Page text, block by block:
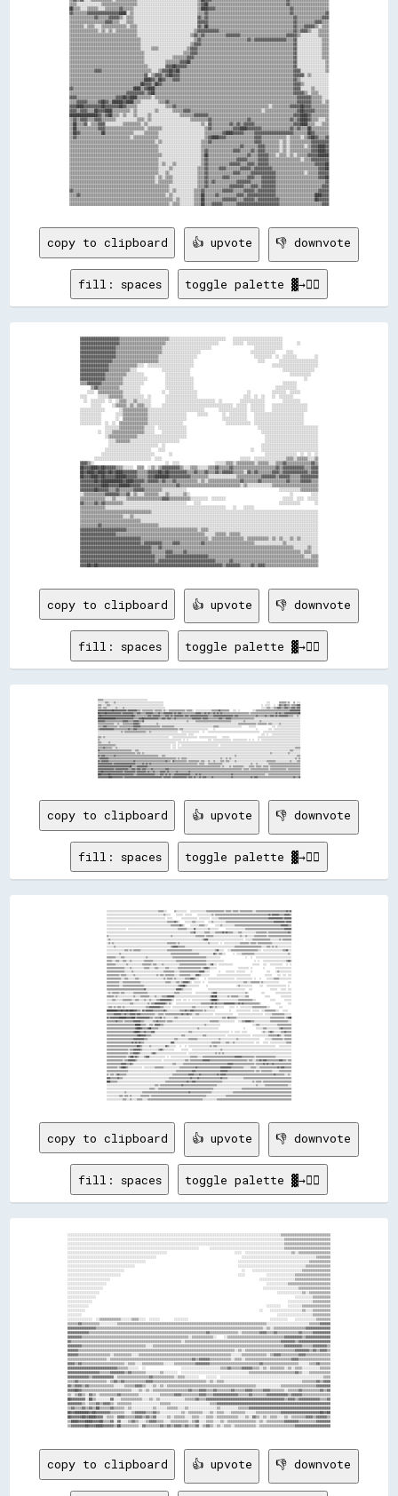
▒▒▒▒░░░░░░░░░░░░░░▒▒▒▒▒▒▒▒▒▒▒▒▒▒▒▒▒▒▒▒░░░░░░░░░░░░░░░░░░░░░░░░░░░░░░░░░░▒▒▓▓██▒▒▒▒▒▒▒▒▒▒▒▒▒▒▒▒▒▒▒▒▒▒▒▒▒▒▒▒▒▒▒▒▒▒▒▒▒▒▒▒▒▒▒▒▓▓▒▒▒▒▒▒▒▒▒▒▒▒▒▒▒▒▒▒▒▒▒▒
██▒▒▒▒░░░░▒▒▒▒▒▒░░░░▒▒▒▒▒▒▒▒▓▓▒▒▒▒▒▒░░░░░░░░░░░░░░░░░░░░░░░░░░░░░░░░░░░░▒▒████▓▓▓▓▒▒▒▒▒▒▒▒▒▒▒▒▒▒▒▒▒▒▒▒▒▒▒▒▒▒▒▒▒▒▒▒▒▒▒▒▒▒▒▒▒▒▓▓▒▒▒▒▒▒▒▒▒▒▒▒▒▒▒▒▒▒▒▒
▓▓▒▒▒▒▒▒▒▒▓▓▓▓▓▓▓▓▓▓▓▓▓▓▓▓▓▓████░░▒▒░░░░░░░░░░░░░░░░░░░░░░░░░░░░░░░░░░░░▒▒▒▒▓▓▒▒▒▒▒▒▒▒▒▒▒▒▒▒▒▒▒▒▒▒▒▒▒▒▒▒▒▒▒▒▒▒▒▒▒▒▒▒▒▒▒▒▒▒▒▒▓▓▒▒▒▒▒▒▒▒▒▒▒▒▒▒▒▒▒▒▓▓
▒▒▒▒▒▒▒▒▒▒▒▒▒▒▓▓▒▒▒▒▒▒▓▓▓▓▓▓▒▒░░▒▒▒▒░░░░░░░░░░░░░░░░░░░░░░░░░░░░░░░░░░░░▓▓▒▒▓▓▒▒▒▒▒▒▒▒▒▒▒▒▒▒▒▒▒▒▒▒▒▒▒▒▒▒▒▒▒▒▒▒▒▒▒▒▒▒▒▒▒▒▒▒▒▒▒▒▓▓▒▒▒▒▒▒▒▒▒▒▒▒▒▒▓▓▓▓
▒▒▒▒▒▒▒▒▒▒▒▒▒▒▒▒▒▒▒▒▓▓▓▓▒▒▒▒░░░░▒▒▒▒░░░░░░░░░░░░░░░░░░░░░░░░░░░░░░░░░░░░▓▓▓▓▓▓▒▒▒▒▒▒▒▒▒▒▒▒▒▒▒▒▒▒▒▒▒▒▒▒▒▒▒▒▒▒▒▒▒▒▒▒▒▒▒▒▒▒▒▒▒▒▒▒▓▓▒▒▒▒▒▒▒▒▒▒▓▓▓▓▒▒▒▒
▒▒▒▒▒▒▒▒░░▒▒▒▒░░░░▒▒▒▒▒▒▒▒▒▒▒▒▒▒░░▒▒▒▒░░░░░░░░░░░░░░░░░░░░░░░░░░░░░░░░░░▓▓▒▒██▒▒▒▒▒▒▒▒▒▒▒▒▒▒▒▒▒▒▒▒▒▒▒▒▒▒▒▒▒▒▒▒▒▒▒▒▒▒▒▒▒▒▒▒▒▒▒▒▓▓▒▒▒▒▓▓▓▓▓▓▒▒░░▒▒▒▒
▒▒▒▒▒▒▒▒▒▒▒▒▒▒▒▒░░▒▒░░▒▒░░▒▒▒▒▒▒▒▒▒▒▒▒░░░░░░░░░░░░░░░░░░░░░░░░░░░░░░░░▒▒▓▓▓▓▓▓▓▓▓▓▓▓▒▒▒▒▒▒▒▒▒▒▒▒▒▒▒▒▒▒▒▒▒▒▒▒▒▒▒▒▒▒▒▒▒▒▒▒▒▒▒▒▒▒▓▓▒▒▓▓▓▓▒▒░░░░▒▒▒▒▒▒
▒▒▒▒▒▒▒▒▒▒▒▒▒▒▒▒▒▒▒▒▒▒▒▒▒▒▒▒▒▒▒▒▒▒▒▒▒▒░░░░░░░░░░░░░░░░░░░░░░░░░░░░░░▒▒▓▓▒▒▓▓▒▒▒▒▒▒▒▒▒▒▒▒▓▓▓▓▓▓▓▓▒▒▒▒▒▒▒▒▒▒▒▒▒▒▒▒▒▒▒▒▒▒▒▒▒▒▓▓▓▓▓▓▒▒░░░░░░░░░░▒▒▒▒▒▒
▒▒▒▒▒▒▒▒▒▒▒▒▒▒▒▒▒▒▒▒▒▒▒▒▒▒▒▒▒▒▒▒▒▒▒▒▒▒▒▒░░░░░░░░░░░░░░░░░░░░░░░░░░░░░░▒▒▓▓▒▒▒▒▒▒▒▒▒▒▒▒▒▒▒▒▒▒▒▒▒▒▒▒▒▒▓▓▒▒▓▓▓▓▓▓▓▓▓▓▓▓▓▓▓▓▓▓▒▒▒▒▓▓░░░░░░░░░░░░░░▒▒▒▒
▒▒▒▒▒▒▒▒▒▒▒▒▒▒▒▒▒▒▒▒▒▒▒▒▒▒▒▒▒▒▒▒▒▒▒▒▒▒▒▒░░░░░░░░░░░░░░░░░░░░░░░░░░░░▒▒▓▓▓▓▒▒▒▒▒▒▒▒▒▒▒▒▒▒▒▒▒▒▒▒▒▒▒▒▒▒▒▒▒▒▒▒▒▒▒▒▒▒▒▒▒▒▒▒▒▒▒▒▒▒▒▒▓▓░░░░░░░░░░░░░░▒▒▒▒
▒▒▒▒▒▒▒▒▒▒▒▒▒▒▒▒▒▒▒▒▒▒▒▒▒▒▒▒▒▒▒▒▒▒▒▒▒▒▒▒░░░░░░▒▒▒▒░░░░░░░░░░░░░░░░▒▒▓▓▓▓▒▒▒▒▒▒▒▒▒▒▒▒▒▒▒▒▒▒▒▒▒▒▒▒▒▒▒▒▒▒▒▒▒▒▒▒▒▒▒▒▒▒▒▒▒▒▒▒▒▒▒▒▒▒▓▓░░░░░░░░░░░░░░▒▒▒▒
▒▒▒▒▒▒▒▒▒▒▒▒▒▒▒▒▒▒▒▒▒▒▒▒▒▒▒▒▒▒▒▒▒▒▒▒▒▒▒▒▒▒░░░░░░░░░░░░░░░░░░░░░░▒▒▒▒▓▓▓▓▒▒▒▒▒▒▒▒▒▒▒▒▒▒▒▒▒▒▒▒▒▒▒▒▒▒▒▒▒▒▒▒▒▒▒▒▒▒▒▒▒▒▒▒▒▒▒▒▒▒▒▒▒▒▓▓░░░░░░░░░░░░░░▒▒▒▒
▒▒▒▒▒▒▒▒▒▒▒▒▒▒▒▒▒▒▒▒▒▒▒▒▒▒▒▒▒▒▒▒▒▒▒▒▒▒▒▒▒▒░░░░░░░░░░░░░░░░▒▒▒▒▒▒▒▒▓▓▓▓▒▒▒▒▒▒▒▒▒▒▒▒▒▒▒▒▒▒▒▒▒▒▒▒▒▒▒▒▒▒▒▒▒▒▒▒▒▒▒▒▒▒▒▒▒▒▒▒▒▒▒▒▒▒▒▒▓▓░░░░░░░░░░░░░░▒▒▒▒
▒▒▒▒▒▒▒▒▒▒▒▒▒▒▒▒▒▒▒▒▒▒▒▒▒▒▒▒▒▒▒▒▒▒▒▒▒▒▒▒▒▒░░░░░░░░░░░░▒▒▒▒▒▒▒▒▓▓▓▓██▒▒▒▒▒▒▒▒▒▒▒▒▒▒▒▒▒▒▒▒▒▒▒▒▒▒▒▒▒▒▒▒▒▒▒▒▒▒▒▒▒▒▒▒▒▒▒▒▒▒▒▒▒▒▒▒▒▒▓▓░░░░░░░░░░░░░░░░▒▒
▒▒▒▒▒▒▒▒▒▒▒▒▒▒▒▒▒▒▒▒▒▒▒▒▒▒▒▒▒▒▒▒▒▒▒▒▒▒▒▒▒▒▒▒░░░░░░░░░░▓▓▓▓██▓▓▓▓▓▓▒▒▒▒▒▒▒▒▒▒▒▒▒▒▒▒▒▒▒▒▒▒▒▒▒▒▒▒▒▒▒▒▒▒▒▒▒▒▒▒▒▒▒▒▒▒▒▒▒▒▒▒▒▒▒▒▒▒▒▒▓▓░░░░░░░░░░░░░░░░▒▒
▒▒▒▒▒▒▒▒▒▒▒▒▒▒▓▓▓▓▒▒▒▒▒▒▒▒▒▒▒▒▒▒▒▒▒▒▒▒▒▒▒▒▒▒▒▒░░░░▒▒▓▓▓▓██▓▓██▒▒▒▒▒▒▒▒▒▒▒▒▒▒▒▒▒▒▒▒▒▒▒▒▒▒▒▒▒▒▒▒▒▒▒▒▒▒▒▒▒▒▒▒▒▒▒▒▒▒▒▒▒▒▒▒▒▒▒▒▒▒▒▒▓▓▓▓░░░░░░░░░░░░░░▒▒
▒▒▒▒▒▒▒▒▒▒▒▒▒▒▒▒▒▒▒▒▒▒▒▒▒▒▒▒▒▒▒▒▒▒▒▒▒▒▒▒▒▒▓▓░░▒▒▓▓▓▓▒▒▓▓██▓▓▓▓▒▒▒▒▒▒▒▒▒▒▒▒▒▒▒▒▒▒▒▒▒▒▒▒▒▒▒▒▒▒▒▒▒▒▒▒▒▒▒▒▒▒▒▒▒▒▒▒▒▒▒▒▒▒▒▒▒▒▒▒▒▒▒▒▓▓▓▓▓▓░░▒▒░░░░░░░░░░
▒▒▒▒▒▒▒▒▒▒▒▒▒▒▒▒▒▒▒▒▒▒▒▒▒▒▒▒▒▒▒▒▒▒▒▒▒▒▒▒▒▒████▓▓▒▒██▓▓▒▒▒▒▓▓▓▓▒▒▒▒▒▒▒▒▒▒▒▒▒▒▒▒▒▒▒▒▒▒▒▒▒▒▒▒▒▒▒▒▒▒▒▒▒▒▒▒▒▒▒▒▒▒▒▒▒▒▒▒▒▒▒▒▒▒▒▒▒▒▒▒▓▓▒▒░░░░░░░░░░░░░░░░
▒▒▒▒▒▒▒▒▒▒▒▒▒▒▒▒▒▒▒▒▒▒▒▒▒▒▒▒▒▒▒▒▒▒▒▒▒▒▒▒██▓▓▓▓▒▒██▓▓▒▒▒▒▒▒▒▒▒▒▒▒▒▒▒▒▒▒▒▒▒▒▒▒▒▒▒▒▒▒▒▒▒▒▒▒▒▒▒▒▒▒▒▒▒▒▒▒▒▒▒▒▒▒▒▒▒▒▒▒▒▒▒▒▒▒▒▒▒▒▒▒▒▒▓▓▓▓▒▒░░░░░░░░░░░░░░
▓▓▒▒▒▒▒▒▒▒▒▒▒▒▒▒▒▒▒▒▒▒▒▒▒▒▒▒▒▒▒▒▒▒▒▒████▒▒▓▓████▒▒▒▒▒▒▒▒▒▒▒▒▒▒▒▒▒▒▒▒▒▒▒▒▒▒▒▒▒▒▒▒▒▒▒▒▒▒▒▒▒▒▒▒▒▒▒▒▒▒▒▒▒▒▒▒▒▒▒▒▒▒▒▒▒▒▒▒▒▒▒▒▒▒▒▒▒▒▓▓▓▓░░░░░░▒▒░░░░░░░░
▒▒▒▒▒▒▒▒▒▒▒▒▒▒▒▒▒▒▒▒▒▒▒▒▒▒▒▒▒▒▒▒▓▓▓▓▓▓▓▓▓▓▒▒▓▓██▒▒▒▒▒▒▒▒▒▒▒▒▒▒▒▒▒▒▒▒▒▒▒▒▒▒▒▒▒▒▒▒▒▒▒▒▒▒▒▒▒▒▒▒▒▒▒▒▒▒▒▒▒▒▒▒▒▒▒▒▒▒▒▒▒▒▒▒▒▒▒▒▒▒▒▒▒▒▓▓▓▓▓▓▒▒░░▒▒▒▒░░░░░░
▓▓▓▓▒▒▒▒▒▒▒▒▒▒▒▒▒▒▒▒▒▒▒▒▒▒▓▓▓▓██▓▓████▒▒▒▒▒▒▒▒░░▒▒▒▒▒▒▒▒▒▒▒▒▒▒▒▒▒▒▒▒▒▒▒▒▒▒▒▒▒▒▒▒▒▒▒▒▒▒▒▒▒▒▒▒▒▒▒▒▒▒▒▒▒▒▒▒▒▒▒▒▒▒▒▒▒▒▒▒▒▒▒▒▒▒▒▒▒▒▒▒▓▓▓▓▓▓▓▓▒▒▒▒▒▒░░░░
▒▒▒▒▓▓▓▓▓▓▒▒▒▒▒▒▓▓██▓▓▒▒██████▓▓████▒▒▒▒░░░░░░░░░░▒▒▒▒▓▓▒▒▒▒▒▒▒▒▒▒▒▒▒▒▒▒▒▒▒▒▒▒▒▒▒▒▒▒▒▒▒▒▒▒▒▒▒▒▒▒▒▒▒▒▒▒▒▒▒▒▒▒▒▒▒▒▒▒▒▒▒▒▒▒▒▒▒▒▒▒▒▒▓▓▓▓▓▓▓▓▒▒▒▒▒▒░░▒▒
▓▓▓▓████▓▓▓▓▓▓▓▓▓▓██▓▓▓▓▓▓▓▓██▓▓▒▒▒▒▒▒░░░░░░░░░░░░░░░░▒▒▒▒▓▓▒▒▒▒▒▒▒▒▒▒▒▒▒▒▒▒▒▒▒▒▒▒▒▒▒▒▒▒▒▒▒▒▒▒▒▒▒▒▒▒▒▒▒▒▒▒▒▒▒▒▒▒░░▒▒▒▒▒▒▒▒▒▒▓▓▓▓▓▓██▓▓▓▓▒▒▒▒▒▒▒▒▒▒
▓▓▓▓▒▒▓▓▓▓▒▒▒▒██▓▓▓▓████▒▒▒▒▒▒▒▒▒▒░░▒▒░░░░░░░░░░▒▒░░░░░░░░▒▒▒▒▒▒▓▓▓▓▒▒▒▒▒▒▒▒▒▒▒▒▒▒▒▒▒▒▒▒▒▒▒▒▒▒▒▒▒▒▒▒▒▒▒▒▒▒▒▒░░▒▒▒▒▒▒▒▒▒▒▒▒▒▒▒▒▒▒▓▓██▓▓▓▓▓▓▒▒▒▒▒▒▒▒
████████████████▓▓▒▒▓▓██▒▒▒▒░░▒▒░░░░▒▒░░░░░░▒▒░░░░░░░░░░░░░░░░▒▒▒▒▒▒▒▒▓▓▓▓▓▓▓▓▒▒▒▒▒▒▒▒▒▒▒▒▒▒▒▒▒▒▒▒▒▒▒▒▒▒▒▒▒▒▒▒▒▒▒▒▒▒▒▒▒▒▒▒▒▒▒▒▓▓▓▓████▓▓▒▒▒▒▒▒▒▒▒▒
▒▒▓▓▒▒▓▓▓▓▒▒▒▒▓▓▓▓▒▒▒▒▒▒▒▒░░░░░░░░░░░░▒▒▒▒░░▒▒░░░░░░░░░░░░░░░░░░░░░░▒▒▒▒▒▒▒▒▒▒▓▓▒▒▒▒▒▒▒▒▒▒▒▒▒▒▒▒▒▒▒▒▓▓▒▒▒▒▒▒▒▒▒▒▒▒▒▒▒▒▒▒▒▒▒▒▓▓▒▒▓▓████▓▓▒▒▒▒░░░░▒▒
▒▒██▒▒▒▒▓▓░░▒▒▒▒▓▓▓▓░░░░░░░░░░▒▒▒▒▒▒▒▒▒▒░░▒▒░░░░░░░░░░░░░░░░░░░░░░░░░░░░░░▒▒░░▓▓▒▒▒▒▒▒▒▒▒▒▓▓▒▒▓▓▒▒▓▓▓▓▓▓▒▒▒▒▒▒▒▒▒▒▒▒▒▒▒▒▒▒▒▒▒▒▓▓▓▓████▒▒▒▒░░░░▒▒▒▒
▒▒██▒▒▒▒▒▒▒▒▒▒▒▒▓▓▓▓▒▒▒▒▒▒▒▒▒▒▒▒▒▒▒▒▒▒▒▒▒▒░░▒▒▒▒▒▒▒▒░░░░░░░░░░░░░░░░░░░░░░░░▒▒▓▓▒▒▒▒▒▒▒▒▒▒▒▒▓▓▓▓████▓▓▓▓▓▓▓▓▒▒▒▒▒▒▒▒▒▒▒▒▒▒▒▒▓▓▒▒▓▓▒▒▒▒██▒▒▒▒▒▒▒▒▒▒
▒▒██▓▓▒▒▒▒▒▒▒▒▒▒▒▒██▒▒▒▒▒▒▒▒▒▒▒▒▒▒▒▒░░░░░░▒▒▒▒▒▒▒▒░░░░░░░░░░░░░░░░░░░░░░░░░░▒▒▒▒▒▒▒▒▒▒▓▓████▓▓▓▓▓▓▒▒▒▒▒▒▓▓▓▓▓▓▓▓▓▓▓▓▓▓▓▓▓▓▓▓▓▓▒▒▒▒▒▒▒▒██▓▓▒▒▒▒▒▒▒▒
▒▒▓▓▒▒▒▒▒▒▒▒▒▒▒▒▒▒▒▒▒▒▒▒▒▒▒▒▒▒▒▒▒▒░░▒▒▒▒▒▒▒▒▒▒▒▒▒▒░░░░░░░░░░░░░░░░░░░░░░░░░░▒▒▓▓████▓▓▓▓▒▒▒▒▒▒▒▒▒▒▒▒▒▒▒▒▓▓▓▓▒▒▒▒▒▒▒▒▒▒▒▒▒▒░░▒▒▒▒▒▒░░▒▒▓▓██▓▓▒▒▒▒▓▓
▒▒▒▒▒▒▒▒▒▒▒▒▒▒▒▒▒▒▒▒▒▒▒▒▒▒▒▒▒▒▒▒▒▒▒▒▒▒▒▒▒▒▒▒▒▒▒▒░░▒▒░░░░░░░░░░░░░░░░░░░░░░▒▒▒▒▓▓▒▒▒▒▒▒▒▒▒▒▒▒▒▒▒▒▒▒▒▒▒▒▒▒▓▓▓▓▒▒▒▒▒▒▒▒▒▒░░▒▒░░▒▒▒▒▒▒▒▒▒▒▒▒▓▓▓▓▓▓▓▓▓▓
▒▒▒▒▒▒▒▒▒▒▒▒▒▒▒▒▒▒▒▒▒▒▒▒▒▒▒▒▒▒▒▒▒▒▒▒▒▒▒▒▒▒▒▒▒▒▒▒▒▒░░░░░░░░░░░░░░░░░░░░░░░░▒▒▒▒▒▒▒▒▒▒▒▒▒▒▒▒▒▒▒▒▒▒▓▓▒▒▒▒▒▒▒▒▓▓▓▓▒▒▒▒▒▒▒▒░░▒▒░░▒▒▒▒▒▒▒▒░░▒▒▓▓▓▓████▓▓
▒▒▒▒▒▒▒▒▒▒▒▒▒▒▒▒▒▒▒▒▒▒▒▒▒▒▒▒▒▒▒▒▒▒▒▒▒▒▒▒▒▒▒▒▒▒▒▒▒▒░░░░░░░░░░░░░░░░░░░░░░░░▒▒▓▓▒▒▒▒▒▒▒▒▒▒▒▒▒▒▓▓▓▓▒▒▒▒▒▒▓▓▒▒▓▓▓▓▒▒▒▒▒▒▒▒░░▒▒░░▒▒▒▒▒▒▒▒▒▒▒▒▓▓▓▓████▓▓
▒▒▒▒▒▒▒▒▒▒▒▒▒▒▒▒▒▒▒▒▒▒▒▒▒▒▒▒▒▒▒▒▒▒▒▒▒▒▒▒▒▒▒▒▒▒▒▒▒▒▒▒░░░░░░░░░░░░░░░░░░░░░░▒▒██▒▒▒▒▒▒▒▒▒▒▒▒▒▒▒▒▒▒▒▒▒▒▓▓▒▒▒▒▓▓▓▓▓▓▒▒▒▒░░▒▒▒▒░░▒▒░░▒▒▒▒▒▒▓▓▓▓▓▓██████
▒▒▒▒▒▒▒▒▒▒▒▒▒▒▒▒▒▒▒▒▒▒▒▒▒▒▒▒▒▒▒▒▒▒▒▒▒▒▒▒▒▒▒▒▒▒▒▒▒▒░░░░░░░░░░░░░░░░░░░░░░░░▒▒▓▓▒▒▒▒▒▒▒▒▒▒▒▒▒▒▒▒▓▓▓▓▓▓▒▒▒▒▒▒▓▓▓▓▓▓▒▒▒▒▒▒▒▒▒▒▒▒▒▒▒▒▒▒░░▒▒▒▒▓▓▓▓▓▓▓▓▓▓
▒▒▒▒▒▒▒▒▒▒▒▒▒▒▒▒▒▒▒▒▒▒▒▒▒▒▒▒▒▒▒▒▒▒▒▒▒▒▒▒▒▒▒▒▒▒▒▒▒▒░░▒▒░░░░▒▒░░░░░░░░░░░░░░▒▒▓▓▒▒▒▒▒▒▒▒▒▒▒▒▓▓▓▓▓▓▒▒▒▒▓▓▓▓▒▒▓▓▓▓▓▓▒▒▒▒▒▒▒▒▒▒▒▒▒▒▒▒▒▒▒▒▒▒▒▒▒▒▓▓▓▓▓▓██
▒▒▒▒▒▒▒▒▒▒▒▒▒▒▒▒▒▒▒▒▒▒▒▒▒▒▒▒▒▒▒▒▒▒▒▒▒▒▒▒▒▒▒▒▒▒▒▒▒▒░░░░░░▒▒░░░░░░░░░░░░░░▒▒▒▒▓▓▒▒▒▒▒▒▓▓▓▓▒▒▒▒▒▒▒▒▓▓▓▓▓▓▒▒▓▓▓▓▓▓▓▓▓▓▒▒▒▒▒▒▒▒▒▒▒▒▒▒▒▒▒▒▒▒▒▒▒▒▒▒▓▓▓▓██
▒▒▒▒▒▒▒▒▒▒▒▒▒▒▒▒▒▒▒▒▒▒▒▒▒▒▒▒▒▒▒▒▒▒▒▒▒▒▒▒▒▒▒▒▒▒▒▒▒▒░░░░▒▒░░░░░░░░░░░░░░░░▒▒▒▒▓▓▒▒▒▒▒▒▒▒▒▒▒▒▒▒▓▓▓▓▒▒▒▒▒▒▓▓▓▓▓▓▓▓▓▓▓▓▓▓▒▒▒▒▒▒▒▒▒▒▒▒▒▒▒▒░░▒▒▒▒▒▒▓▓▓▓▓▓
▒▒▒▒▒▒▒▒▒▒▒▒▒▒▒▒▒▒▒▒▒▒▒▒▒▒▒▒▒▒▒▒▒▒▒▒▒▒▒▒▒▒▒▒▒▒▒▒░░▒▒░░▒▒▒▒░░░░░░░░░░░░░░▒▒▒▒▓▓▒▒▒▒▒▒▒▒▓▓▓▓▒▒▒▒▒▒▒▒▒▒▓▓▓▓▒▒▒▒▓▓▓▓▓▓▓▓▒▒▒▒▒▒▒▒▒▒▒▒▒▒▒▒▒▒▒▒▒▒▒▒▓▓▓▓██
▒▒▒▒▒▒▒▒▒▒▒▒▒▒▒▒▒▒▒▒▒▒▒▒▒▒▒▒▒▒▒▒▒▒▒▒▒▒▒▒▒▒▒▒▒▒▒▒░░▒▒▒▒▒▒▒▒░░░░░░░░░░░░░░▒▒▒▒▓▓▒▒▓▓▒▒▒▒▒▒▒▒▒▒▒▒▓▓▓▓▓▓▓▓▒▒▒▒▒▒▓▓▓▓▓▓▓▓▒▒▒▒▒▒▒▒▒▒▒▒▒▒▒▒▒▒▒▒▒▒▒▒▒▒▒▒▓▓
▒▒▒▒▒▒▒▒▒▒▒▒▒▒▒▒▒▒▒▒▒▒▒▒▒▒▒▒▒▒▒▒▒▒▒▒▒▒▒▒▒▒▒▒▒▒▒▒▒▒▒▒▒▒▒▒░░░░░░░░░░░░░░░░▒▒▒▒▓▓▒▒▒▒▒▒▒▒▒▒▒▒▓▓▓▓▓▓▓▓▒▒▒▒▓▓▓▓▒▒▓▓▓▓▓▓▓▓▒▒▒▒▒▒▒▒▒▒▒▒▒▒▒▒▒▒▒▒▒▒▒▒▒▒▓▓▓▓
▓▓▒▒▒▒▒▒▒▒▒▒▒▒▒▒▒▒▒▒▒▒▒▒▒▒▒▒▒▒▒▒▒▒▒▒▒▒▒▒▒▒▒▒▒▒▒▒▒▒▒▒▒▒▒▒░░▒▒░░░░░░░░░░▒▒▒▒▓▓▒▒▒▒▒▒▒▒▒▒▓▓▓▓▓▓▒▒▒▒▒▒▓▓▓▓▓▓▒▒▓▓▓▓▓▓▓▓▓▓▒▒▒▒▒▒▒▒▒▒▒▒▒▒▒▒▒▒▒▒▒▒▒▒▓▓▓▓▓▓
▒▒▒▒▓▓▒▒▒▒▒▒▒▒▒▒▒▒▒▒▒▒▒▒▒▒▒▒▒▒▒▒▒▒▒▒▒▒▒▒▒▒▒▒▒▒▒▒▒▒▒▒▒▒░░▒▒░░░░░░░░░░░░▒▒▒▒██▒▒▒▒▒▒▓▓▒▒▒▒▒▒▒▒▒▒▓▓▓▓▒▒▓▓▓▓▓▓▓▓▓▓▓▓▓▓▓▓▒▒▒▒▒▒▒▒▒▒▒▒▒▒▒▒▒▒▒▒▒▒████▓▓▓▓
▒▒▒▒▒▒▒▒▒▒▒▒▒▒▒▒▒▒▒▒▒▒▒▒▒▒▒▒▒▒▒▒▒▒▒▒▒▒▒▒▒▒▒▒▒▒▒▒▒▒▒▒▒▒▒▒▒▒░░▒▒░░░░░░░░▒▒▒▒██▒▒▒▒▒▒▒▒▒▒▓▓▓▓▓▓▓▓▒▒▒▒▓▓▓▓▓▓▒▒▓▓▓▓▓▓▓▓▓▓▓▓▒▒▒▒▒▒▒▒▒▒▒▒▒▒▒▒▒▒▒▒██▓▓▓▓▓▓
copy to clipboard 👍 upvote 👎 downvote
fill: spaces toggle palette ▓→✊🏽
copy to clipboard 👍 upvote 👎 downvote
fill: spaces toggle palette ▓→✊🏽
▒▒▒▒░░░░░░▒▒▒▒░░░░░░░░░░░░░░░░░░░░░░░░░░░░░░░░░░░░░░░░░░░░░░░░░░░░░░░░░░░░                                                                                                              ░░  ░░░░░░    ░░  ░░▓▓▒▒▒▒▓▓▒▒▒▒░░▒▒▒▒▒▒▓▓▓▓
▒▒▒▒░░▒▒▒▒░░░░░░░░░░▒▒░░░░░░▒▒░░░░░░░░░░░░░░░░░░░░░░░░░░░░░░░░░░░░░░░░░░░░░░                                                                                                            ░░░░░░▒▒▒▒░░░░▒▒▒▒▓▓▓▓▒▒▒▒▓▓▓▓▒▒▒▒▓▓▓▓▒▒▓▓▓▓
▓▓▓▓▓▓▓▓▓▓▓▓▓▓▓▓██▓▓▓▓▓▓▓▓▓▓▓▓▓▓▒▒▓▓▓▓▓▓▓▓▓▓▒▒▒▒░░▒▒▒▒▒▒▒▒▒▒▒▒░░▒▒▒▒▒▒▒▒░░▒▒░░░░▒▒▒▒▒▒▒▒▒▒▒▒▒▒▒▒▒▒░░▒▒▒▒▒▒░░  ░░░░░░░░░░░░░░░░░░▒▒▒▒▒▒▒▒▓▓▒▒▒▒▒▒▒▒▒▒    ░░░░  ░░              ░░░░▒▒▒▒▒▒▒▒▒▒▒▒▒▒▒▒▒▒▒▒▒▒▒▒▒▒▒▒▒▒▒▒▒▒▒▒▒▒▓▓▓▓▓▓▓▓▓▓▓▓
██▓▓▓▓▓▓██▓▓▓▓▓▓▓▓▓▓▓▓▓▓▓▓▒▒▓▓▓▓▓▓▓▓▓▓▓▓▒▒▒▒▓▓▓▓▒▒▒▒▒▒▓▓▓▓▓▓▓▓▒▒▒▒▒▒▓▓▒▒▒▒▓▓▓▓▓▓▓▓▓▓▒▒▓▓▒▒▓▓▓▓▒▒▒▒▒▒▒▒▒▒▒▒▒▒▒▒▓▓▓▓▓▓▒▒▒▒▓▓▒▒▓▓▒▒▒▒▓▓▒▒▓▓▒▒▓▓▒▒▒▒▒▒▒▒▒▒▒▒▒▒▒▒▒▒▒▒▒▒▒▒▒▒▒▒▒▒░░▒▒▒▒▒▒▒▒▒▒▒▒▒▒▒▒▒▒▒▒▒▒▒▒▒▒▒▒▓▓▒▒▓▓▒▒▒▒▓▓▓▓▓▓▓▓▓▓▓▓▓▓▓▓██
▓▓██▓▓▓▓▓▓▓▓▓▓▓▓▓▓▓▓▓▓▓▓▓▓▓▓▓▓▓▓▓▓▓▓▓▓██▓▓▒▒▒▒▒▒▒▒▒▒▒▒▒▒▓▓▓▓▒▒▓▓▓▓▓▓▓▓▒▒▒▒▒▒▓▓▓▓▒▒▓▓▒▒▓▓▓▓▓▓▓▓▓▓▒▒▓▓▓▓▒▒▓▓▓▓▓▓▓▓▓▓▓▓▓▓▓▓▓▓▓▓▒▒▒▒▒▒▓▓▓▓▓▓▓▓▓▓▓▓▓▓▓▓▓▓▓▓▓▓▒▒▓▓▓▓▒▒▒▒▒▒▒▒▒▒▒▒▒▒▒▒▒▒▒▒▓▓▒▒▒▒▒▒▒▒▓▓▒▒▒▒▓▓▓▓▒▒▓▓▒▒▓▓▓▓▓▓▓▓▓▓▒▒▒▒▒▒░░░░▒▒░░
████████████████████▓▓▓▓▓▓▓▓▓▓▓▓▓▓▓▓▓▓▓▓▒▒▒▒▒▒▓▓▓▓██▓▓▓▓▓▓▓▓▓▓▓▓▓▓▓▓▒▒▒▒▓▓▓▓▒▒▓▓▓▓▒▒▒▒▓▓▒▒▒▒▒▒▒▒▒▒▒▒▒▒▒▒▒▒▓▓▓▓▓▓▓▓▓▓▒▒▓▓▓▓▓▓▒▒▒▒▒▒▒▒▒▒▒▒▓▓▓▓▒▒▒▒▓▓▓▓▓▓▒▒▒▒▒▒▒▒▒▒▒▒▒▒▒▒▒▒▒▒▒▒▒▒▒▒░░░░░░░░░░░░░░░░░░░░░░░░░░░░░░░░░░░░░░░░░░░░░░░░░░░░
▓▓▓▓▓▓▓▓▒▒▒▒▒▒▒▒▒▒▒▒▒▒▒▒▒▒▒▒▓▓▓▓▓▓▒▒▒▒▒▒▓▓▓▓▓▓▒▒▒▒▓▓░░░░░░░░░░░░░░░░░░░░░░░░░░░░░░░░░░░░░░░░░░░░░░░░▒▒░░░░░░░░▒▒▒▒▒▒▒▒▒▒▒▒▒▒▒▒▒▒▒▒▒▒▒▒▒▒▒▒▒▒▒▒▒▒▒▒▒▒▒▒░░░░░░░░░░░░░░▒▒░░░░░░░░░░░░░░░░▒▒░░░░░░░░░░░░░░░░░░░░░░░░░░░░░░░░░░░░░░░░░░░░
▒▒▒▒▒▒▒▒▒▒▒▒▒▒▒▒▒▒░░░░▒▒░░░░▒▒▒▒▒▒▒▒▒▒▒▒▓▓▓▓▓▓▒▒░░░░░░░░░░░░░░░░░░▒▒░░░░░░░░░░░░░░░░░░░░░░░░░░░░░░░░░░░░░░░░░░░░░░░░░░░░░░░░░░░░░░░░░░░░░░░░░░░░░░░░░░░░░░░░░░▒▒▒▒▒▒▒▒▒▒▒▒▒▒▒▒▒▒▒▒░░▒▒▒▒▒▒▒▒▒▒░░▒▒▒▒░░░░░░░░▒▒░░░░░░░░░░░░░░░░░░░░░░
▒▒▒▒▒▒▓▓▓▓▒▒▒▒▒▒▒▒▒▒▒▒░░▒▒▒▒▒▒▒▒▒▒▒▒▒▒▒▒▓▓▓▓▓▓▓▓▒▒▒▒▒▒▒▒▒▒▒▒▒▒▒▒▒▒▒▒▒▒░░▒▒▒▒▒▒▒▒▒▒▒▒▒▒░░░░░░░░░░░░░░░░░░░░░░░░░░░░░░░░░░░░░░░░░░░░▒▒▒▒▒▒░░░░░░░░░░░░░░░░░░░░░░░░░░        ░░░░░░░░                  ░░░░  ░░░░░░░░░░░░░░░░░░░░░░░░░░
▒▒▓▓▓▓▓▓▓▓▓▓▓▓▓▓▓▓▒▒▒▒▒▒▒▒▒▒▒▒▒▒▒▒▓▓▒▒▒▒▓▓▓▓▒▒▒▒▒▒▒▒▒▒▒▒▒▒▒▒▒▒▒▒▒▒▒▒▒▒▒▒▒▒▒▒▒▒▒▒▒▒▒▒▒▒▒▒▒▒░░▒▒▒▒░░░░░░░░░░░░░░░░░░░░░░░░░░░░      ░░                                              ░░            ░░░░  ░░░░░░░░░░░░░░░░░░░░░░░░░░░░░░
▒▒▒▒▒▒▓▓▒▒▒▒▒▒▒▒░░░░▒▒░░░░░░░░░░░░░░░░░░░░░░░░░░░░░░░░░░░░░░░░░░░░░░░░░░░░░░░░░░░░  ░░░░  ░░░░░░░░░░░░░░░░░░░░░░░░░░░░░░░░░░░░░░░░░░░░░░░░░░░░░░░░░░░░░░░░░░░░░░░░░░░░░░░░░░░░░░░░░░░░░░░░░░░░░░░░░░░░░░░░░░░░░░░░░░░░░░░░░░░░▒▒▒▒▒▒
▓▓▒▒▒▒▒▒▒▒▒▒▒▒▒▒▒▒▒▒▒▒▒▒▒▒▒▒▒▒▒▒▒▒▒▒▒▒░░░░▒▒▒▒░░░░░░░░░░░░░░░░░░░░░░░░░░░░░░░░░░░░░░░░░░░░░░░░░░░░░░░░░░░░░░░░░░░░░░░░░░░░░░░░░░░░░░░░░░░░░░░░░░░░░░░░░░░░░░░░░░░░░░░░░░░░░░░░░░░░░░░░░░░░░░░░░░░░░░░░░░░░░░░░░░░░░░░░░░▒▒▒▒░░░░░░░░
▓▓▒▒▓▓▓▓▒▒▒▒▒▒▒▒▒▒▓▓▒▒▒▒▒▒▒▒▒▒▒▒▒▒▒▒▒▒▒▒▒▒▒▒▒▒▒▒▒▒▒▒▒▒▒▒▒▒▒▒▒▒▒▒▒▒▒▒░░░░▒▒▒▒░░░░░░░░░░░░░░░░░░░░░░░░░░░░░░░░░░░░░░░░░░░░░░░░░░░░░░░░░░░░░░░░░░░░░░░░░░░░░░▒▒░░░░░░░░░░░░░░░░░░░░░░░░░░░░░░░░░░░░░░░░░░░░░░░░░░░░░░░░░░░░░░░░░░░░▒▒▒▒
▒▒▓▓▓▓▓▓▓▓▓▓▒▒▒▒▒▒▒▒▒▒▒▒▒▒▒▒▒▒▒▒▒▒▒▒▒▒▒▒▒▒▒▒▒▒▒▒▒▒▒▒▒▒▒▒▒▒▒▒▒▒▒▒▒▒▒▒▒▒▒▒▒▒▒▒▒▒▒▒▒▒▒▒▒▒▒▒░░▒▒░░▒▒▒▒▒▒░░░░░░░░░░░░░░░░░░░░░░░░░░░░░░░░░░░░░░▒▒░░░░▒▒░░▒▒░░░░░░░░░░░░░░░░░░░░░░░░░░░░░░░░░░░░░░░░░░░░░░░░░░░░░░░░░░░░░░░░░░░░░░░░▒▒░░▒▒
▓▓▒▒▓▓▓▓▓▓▓▓▒▒▒▒▒▒▒▒▒▒▒▒▒▒▒▒▒▒▒▒▒▒▒▒▒▒▒▒▓▓▒▒▒▒▒▒▒▒▒▒▒▒▒▒▒▒▒▒▒▒▒▒▒▒▒▒▒▒▒▒▒▒▒▒▓▓▒▒▒▒░░▓▓▒▒▒▒▒▒▒▒▒▒▒▒▒▒░░▒▒▒▒▒▒▒▒▒▒▒▒░░▒▒▒▒░░░░▒▒░░░░▒▒░░░░░░▒▒▒▒░░▒▒▒▒░░░░░░▒▒░░░░░░░░░░░░░░░░░░░░░░░░░░░░░░░░░░▒▒▒▒▒▒▒▒▒▒░░░░░░░░░░░░░░░░▒▒░░░░░░▒▒▒▒
▓▓▓▓▓▓▓▓▓▓▓▓▓▓▓▓▒▒▓▓▓▓▓▓▓▓▓▓▓▓▓▓▓▓▓▓▓▓▓▓▓▓▒▒▒▒▒▒▒▒▓▓▒▒▓▓▒▒▓▓▒▒▒▒▒▒▒▒▒▒▒▒▒▒▒▒▒▒▒▒▒▒▒▒▒▒▒▒▒▒▒▒▒▒▒▒▒▒▒▒▒▒▒▒▒▒▒▒▒▒▒▒░░▒▒▒▒▒▒░░░░▒▒▒▒▒▒▒▒▒▒▒▒▒▒▒▒░░░░░░░░░░░░░░░░░░░░░░░░░░░░░░░░▒▒░░░░▒▒░░░░░░░░░░░░▒▒▒▒▒▒▒▒▒▒▒▒▒▒▒▒▒▒▒▒▒▒▒▒▒▒▒▒▒▒▒▒▒▒▒▒
▓▓▓▓▓▓▓▓▓▓▓▓▓▓▓▓▓▓▓▓▓▓▓▓▓▓▓▓▓▓▓▓▓▓▓▓██▒▒▒▒▒▒▓▓▓▓▓▓▓▓▓▓▓▓▒▒▒▒▒▒▒▒▒▒▒▒▒▒▒▒▒▒▒▒▒▒▒▒▒▒▒▒▒▒▒▒▒▒▒▒▒▒▒▒▒▒▒▒▒▒▒▒▒▒▒▒▒▒▒▒▒▒▒▒▒▒▒▒▒▒▒▒▒▒▒▒▒▒▒▒▒▒▒▒▒▒░░▒▒░░░░░░▒▒░░▒▒▒▒▒▒▒▒▒▒▒▒░░░░░░▒▒▒▒▒▒░░▒▒▒▒▒▒░░▒▒▒▒▒▒░░▒▒▒▒▒▒▒▒▒▒▒▒▒▒▒▒▒▒▒▒▒▒▒▒▒▒▒▒▒▒▒▒▒▒
▓▓▓▓▓▓▓▓▓▓▓▓▓▓▓▓▓▓▒▒▓▓▓▓▓▓▓▓▓▓▓▓▓▓▒▒▒▒▓▓▓▓▒▒▓▓▓▓▒▒▓▓▓▓▒▒▒▒▒▒▓▓▒▒▒▒▒▒▒▒▒▒▒▒▒▒▓▓▓▓▒▒▒▒▒▒▒▒▒▒▒▒▒▒▒▒▒▒▒▒▒▒▒▒▒▒▒▒▒▒▒▒▒▒▒▒▒▒▒▒▒▒▒▒▒▒▒▒▒▒▒▒▒▒▒▒▒▒▒▒▒▒▒▒▒▒▒▒▒▒▒▒▒▒▒▒▒▒▒▒▒▒░░▒▒▒▒▒▒░░▒▒▒▒▒▒▒▒▒▒▒▒▒▒▒▒▒▒▒▒░░▒▒▒▒▒▒▒▒▒▒▒▒▒▒▒▒▒▒░░▒▒▒▒▒▒▒▒▒▒▒▒▒▒
▓▓▓▓██▓▓▓▓▓▓▓▓▓▓▓▓▓▓▓▓▓▓▓▓▓▓▒▒▓▓▓▓▓▓▓▓▓▓▓▓▒▒▓▓▓▓▓▓▓▓▓▓▒▒▓▓▒▒▒▒▓▓▒▒▒▒▒▒▓▓▓▓▓▓▒▒▓▓▒▒▒▒▒▒▒▒▓▓▒▒▒▒▒▒▒▒▒▒▒▒▓▓▒▒▒▒▒▒▒▒▒▒▒▒▒▒▒▒▒▒▒▒▒▒▒▒▒▒▒▒▒▒▒▒▒▒▒▒▒▒▒▒▒▒▒▒▒▒▒▒▒▒▒▒▒▒▒▒▒▒▒▒▒▒▒▒▒▒▒▒▒▒▒▒▒▒▒▒▒▒▒▒▒▒▒▒▒▒▒▒▒▒▒▒▒▒▒▒▒▒▒▒▒▒▒▒▒▒▒▒▒▒▒▒▒▒▒▒▒▒▒▒▒▒▒▒
████▓▓▓▓▓▓▓▓██▓▓▓▓▓▓▓▓▓▓▓▓▓▓▓▓▓▓▓▓▓▓▓▓▓▓▒▒▒▒▓▓▓▓▓▓▓▓▓▓▓▓▓▓▓▓▓▓▓▓▒▒▒▒▒▒▓▓▓▓▒▒▓▓▒▒▓▓▒▒▒▒▓▓▓▓▓▓▓▓▓▓▓▓▓▓▓▓▓▓▒▒▒▒▒▒▓▓▒▒▓▓▒▒▒▒▒▒▒▒▒▒▒▒▒▒▒▒▒▒▒▒▒▒▒▒▒▒▒▒▒▒▒▒▒▒▓▓▒▒▒▒▒▒▒▒▒▒▒▒▒▒▒▒▒▒▒▒▒▒▒▒▒▒▒▒▒▒▒▒▒▒▒▒░░░░▒▒▒▒▒▒▒▒▒▒▒▒▒▒▒▒▒▒▒▒▒▒▒▒▒▒▒▒▒▒▒▒▒▒▒▒
copy to clipboard 👍 upvote 👎 downvote
fill: spaces toggle palette ▓→✊🏽
░░░░░░░░░░░░░░░░░░░░░░░░░░░░░░░░░░░░░░░░░░░░░░░░░░░░░░░░░░▒▒▒▒▒▒░░░░        ▒▒░░░░░░░░░░░░    ░░░░░░░░░░░░░░░░░░▒▒▒▒▒▒▒▒▒▒▒▒▒▒▒▒▒▒▒▒░░▒▒▒▒▒▒░░▒▒▒▒▒▒░░▒▒▒▒▒▒▒▒▒▒▒▒▒▒░░░░▒▒▒▒▒▒▒▒▒▒▒▒▒▒▒▒▒▒▒▒▒▒▒▒▒▒▒▒▒▒▒▒▒▒▓▓▒▒▓▓
░░░░░░░░░░░░░░░░░░░░░░░░░░░░░░░░░░░░░░░░░░░░░░░░░░░░░░░░░░░░░░░░▒▒░░░░░░      ░░░░░░░░  ░░░░░░░░      ░░░░░░░░░░░░░░░░▒▒░░▒▒▒▒▒▒▒▒▒▒▒▒▒▒▒▒▒▒▒▒▒▒▒▒▒▒▒▒▒▒▒▒▒▒▒▒▒▒▒▒▒▒▒▒▒▒▒▒▒▒▒▒▒▒▒▒▒▒▒▒▓▓▒▒▓▓▓▓▓▓▓▓▒▒▒▒▒▒▓▓▓▓▓▓▒▒
░░░░░░░░░░░░░░░░░░░░░░░░░░░░░░░░░░░░░░░░░░░░░░░░░░░░░░░░░░░░░░░░░░  ░░░░░░          ░░░░░░░░░░░░░░░░░░  ░░░░░░░░░░░░  ░░░░░░░░▒▒▒▒▒▒▒▒▒▒▒▒▒▒▒▒▒▒▒▒▒▒▒▒▒▒▒▒▒▒▒▒▒▒▒▒▒▒▒▒▒▒▒▒▒▒▒▒▒▒▒▒▒▒▒▒▓▓▓▓▓▓▓▓▓▓▓▓▓▓▓▓▒▒▓▓▓▓▓▓▓▓
░░░░░░░░░░░░░░░░░░░░░░░░░░░░░░░░░░░░░░░░░░░░░░░░░░░░░░░░░░░░░░░░░░░░▒▒▒▒▒▒▒▒▓▓▒▒░░      ░░░░░░░░▒▒▒▒░░░░░░░░░░    ░░░░▒▒░░░░░░░░░░░░░░▒▒▒▒▒▒▒▒▒▒▒▒▒▒▒▒▒▒▒▒▒▒▒▒▒▒▒▒▒▒▒▒▒▒▒▒▒▒▒▒▒▒▒▒▒▒▒▒▒▒▒▒▒▒▓▓▓▓▓▓▓▓▓▓▓▓▒▒▓▓▓▓▓▓
░░░░░░░░░░░░░░░░░░░░░░░░░░░░░░░░░░░░░░░░░░░░░░░░░░░░░░░░░░░░░░░░░░░░░░░░▒▒▒▒▒▒▒▒▒▒▓▓▒▒░░      ░░░░░░░░░░▒▒▒▒▒▒░░░░        ░░░░░░▒▒░░░░░░░░░░░░░░▒▒▒▒▒▒▒▒▒▒▒▒▒▒▒▒▒▒▒▒▒▒▒▒▒▒▒▒▒▒▒▒▒▒▒▒▒▒▒▒▒▒▒▒▒▒▒▒▒▒▒▒▓▓▓▓▓▓▓▓▒▒▒▒
░░░░░░░░░░░░░░░░░░░░░░  ░░░░░░░░░░░░░░░░░░░░░░░░░░░░░░░░░░░░░░░░░░░░░░░░░░░░░░░░▒▒▒▒▒▒▒▒▒▒░░░░░░░░▓▓░░░░░░░░░░░░░░▒▒░░░░░░░░░░        ░░░░░░░░░░░░░░░░░░░░░░▒▒▒▒▒▒▒▒▒▒▒▒▒▒▒▒▒▒▒▒▒▒▒▒▒▒▒▒▒▒▒▒▒▒▒▒▒▒▒▒▒▒▒▒▓▓▓▓▓▓▓▓
░░░░░░░░░░░░░░░░░░░░░░░░░░░░░░░░░░░░░░░░░░░░░░░░░░░░░░░░░░░░░░░░░░░░░░░░░░░░░░░░░░░░░░░░░░░░░░▒▒▒▒▓▓░░░░░░░░░░▒▒▒▒▒▒░░░░░░▒▒▒▒▒▒▒▒▓▓▒▒▓▓▒▒▒▒▒▒░░░░░░▒▒▒▒░░░░░░░░░░░░░░░░▒▒▒▒▒▒▒▒▒▒▒▒░░▒▒▒▒▒▒▒▒▒▒▒▒▒▒▒▒▒▒▒▒▒▒▓▓▒▒
▒▒░░░░░░░░░░░░░░░░░░░░░░░░░░░░░░░░░░░░░░░░░░░░░░░░░░░░░░░░░░░░░░░░░░░░░░▒▒░░░░░░░░░░░░░░░░░░░░░░░░░░▒▒▒▒▒▒▒▒▒▒░░▒▒▒▒▒▒▒▒░░░░░░░░░░░░░░░░░░░░░░░░░░░░░░▒▒░░░░▒▒░░░░░░░░▒▒▒▒▒▒▒▒▒▒▒▒▒▒░░▒▒▒▒▒▒▒▒▒▒▒▒▒▒▒▒▒▒▒▒▒▒▒▒▒▒
░░▒▒░░░░░░░░░░░░░░░░░░░░░░░░░░░░░░░░░░░░░░░░░░░░░░░░░░░░░░░░░░░░░░░░░░░░░░░░░░░░░░░░░░░░░░░░░░░░░░░░░░░░░░░░▒▒▓▓▓▓░░░░░░░░░░░░░░░░░░░░░░░░░░░░░░░░░░░░░░░░  ░░░░░░░░▒▒▒▒▒▒▒▒▒▒▒▒▒▒▒▒▒▒▒▒░░░░░░░░░░▒▒░░▒▒▒▒▒▒▒▒▒▒
░░▒▒░░▒▒░░░░░░░░░░░░░░░░░░░░░░░░░░░░░░░░░░░░░░░░░░░░░░░░░░░░░░░░░░░░▒▒▒▒▒▒▒▒▒▒░░▒▒░░░░░░░░░░░░░░░░░░░░░░░░░░░░░░░░▒▒░░░░░░░░░░  ░░  ░░░░░░░░░░░░░░░░░░▒▒▒▒▒▒▒▒▒▒░░▒▒▒▒▒▒░░▒▒▒▒▒▒▒▒▒▒▒▒▒▒▒▒░░░░░░░░░░░░░░░░░░░░░░
░░░░░░░░▒▒░░░░░░░░░░░░░░░░░░░░░░░░░░░░░░░░░░░░░░░░░░░░░░░░░░░░░░░░░░░░░░▒▒▓▓▓▓▓▓▒▒▒▒▒▒▒▒░░░░░░░░░░░░░░░░░░░░░░░░░░░░░░░░░░░░░░░░░░░░░░░░░░░░░░░░▒▒▒▒▒▒▒▒▒▒▒▒▒▒▒▒▒▒▒▒▒▒▒▒▒▒▒▒▒▒░░░░░░▒▒▒▒░░▒▒░░▒▒░░░░░░░░░░░░░░░░
░░░░░░░░░░░░░░░░░░░░▒▒▒▒░░▒▒░░▒▒▒▒▒▒▒▒░░░░░░░░░░░░░░░░░░░░░░░░░░░░░░▒▒▒▒▒▒▒▒▒▒▒▒▒▒▒▒▒▒▒▒▒▒▒▒▒▒▒▒░░░░░░░░░░░░░░░░░░░░░░░░░░▒▒▓▓░░░░░░    ░░░░▒▒▒▒▒▒▒▒▒▒▒▒▒▒▒▒▒▒▒▒▒▒▒▒▒▒▒▒▒▒░░░░  ░░░░░░░░░░░░░░░░░░░░░░▒▒▒▒▓▓░░░░
░░░░░░░░░░░░░░▒▒░░░░░░░░░░░░░░░░░░░░░░░░░░░░░░░░░░░░░░░░░░░░░░░░░░░░░░░░▒▒▒▒▒▒▒▒▒▒▒▒▒▒▒▒▒▒▒▒▒▒▒▒▒▒▒▒▒▒▒▒░░░░░░░░░░░░░░░░▓▓▒▒░░▒▒▒▒░░░░        ░░  ░░░░░░▒▒▒▒▒▒▒▒▒▒▒▒▒▒░░░░░░░░░░░░░░░░░░░░░░░░░░░░░░░░░░░░░░▒▒░░
▒▒▒▒▒▒▒▒▒▒░░░░░░▒▒▒▒░░░░░░░░░░░░░░░░░░░░░░░░▒▒░░░░░░░░░░░░░░░░░░░░░░░░░░░░▒▒▒▒▒▒▒▒▒▒▒▒▒▒▒▒▒▒▒▒▒▒▒▒▒▒▒▒▒▒▒▒▒▒▒▒▒▒░░░░░░░░░░░░░░░░                            ░░    ░░    ░░░░░░░░░░░░░░░░░░░░░░░░░░░░░░░░░░░░░░░░
▒▒▒▒▒▒░░░░▒▒▒▒░░░░▒▒▒▒░░░░▒▒░░░░░░░░░░░░░░▒▒▒▒▒▒▒▒▒▒░░░░░░░░░░░░░░░░░░░░░░░░░░▒▒▒▒▒▒▒▒▒▒▒▒▒▒▒▒▒▒▒▒▒▒▒▒▒▒▒▒▒▒▒▒▒▒░░░░░░░░░░░░░░░░░░░░                                  ░░  ░░    ░░░░░░░░░░░░░░░░░░░░░░░░░░▒▒▓▓▒▒
▒▒▒▒▒▒▒▒▒▒░░░░░░░░░░░░▒▒░░░░░░░░░░░░░░░░▒▒▒▒▒▒▒▒▒▒░░▒▒▒▒░░░░░░▒▒░░░░░░░░░░░░░░░░░░▒▒▒▒▒▒▒▒▒▒▒▒▒▒▒▒▒▒▒▒▒▒▒▒▒▒▒▒▒▒░░░░▒▒▓▓░░░░  ░░░░░░░░░░░░░░░░                      ░░░░░░░░    ░░░░    ░░░░░░░░░░░░░░    ░░  ░░
▒▒▒▒▒▒▒▒▒▒▒▒▒▒▒▒▒▒▒▒░░░░░░▒▒░░░░░░░░░░░░░░▒▒▒▒▒▒░░░░░░▒▒▒▒░░░░░░░░▒▒▒▒░░░░░░░░░░▒▒▒▒▒▒▒▒▒▒▒▒▒▒▒▒▒▒▒▒▒▒▒▒▒▒░░▒▒▓▓▓▓▒▒░░░░░░░░                        ░░░░░░░░░░░░  ░░            ░░            ░░░░░░░░░░░░░░░░░░
▒▒▒▒▒▒▒▒▒▒▒▒▒▒▒▒▒▒▒▒░░░░░░░░▒▒░░░░░░░░░░░░░░░░░░░░░░░░░░░░░░░░░░▒▒▒▒▒▒▒▒▒▒▒▒░░░░░░▒▒▒▒▒▒▒▒▒▒▒▒▒▒▒▒▒▒▒▒▒▒▓▓▓▓▓▓░░░░░░          ░░      ░░░░░░░░░░  ░░░░░░░░░░      ░░                ░░░░      ░░▒▒░░░░░░░░░░░░░░
▒▒▒▒▒▒▒▒▒▒▒▒▒▒░░▒▒▒▒▒▒░░░░░░░░▒▒░░░░░░░░░░░░░░░░░░░░░░░░▒▒░░▒▒▒▒░░▒▒▒▒▒▒▒▒▒▒░░░░░░▒▒▒▒▒▒▒▒▒▒▒▒░░░░░░▓▓▓▓▒▒░░░░░░░░░░        ░░░░░░░░░░░░░░░░░░░░░░░░░░░░░░░░░░░░░░                ░░░░░░░░      ░░░░  ░░░░  ░░░░
▒▒▒▒▒▒▒▒▒▒▒▒▒▒▒▒░░░░▒▒▒▒░░░░░░░░▒▒▒▒░░░░░░░░░░░░░░░░░░░░░░░░░░░░▒▒░░▒▒▒▒▒▒░░▒▒░░░░░░░░░░▒▒▒▒▒▒▓▓▓▓▒▒░░░░      ░░  ░░░░░░░░░░░░░░░░░░░░░░░░░░░░░░  ░░░░░░░░░░░░░░░░░░  ░░    ░░      ░░░░░░░░▒▒▒▒▒▒░░░░░░░░░░░░░░
▒▒▒▒▒▒▒▒▒▒▒▒▒▒░░░░▒▒▒▒▒▒▒▒▒▒▒▒▒▒▒▒▒▒▒▒░░░░░░░░░░░░░░░░░░░░░░░░░░░░▒▒▒▒▒▒░░░░░░▒▒▒▒░░▒▒▓▓▓▓▓▓▒▒░░  ░░░░░░░░  ░░    ░░░░░░░░░░░░░░░░░░░░░░░░░░░░░░░░░░░░░░░░▒▒▒▒░░░░▒▒▒▒▒▒▒▒▒▒░░▒▒░░░░░░░░░░░░░░░░░░          ░░░░
▒▒▒▒▒▒▒▒▒▒▒▒▒▒░░░░▒▒▒▒▒▒▒▒▒▒▒▒▒▒▒▒▒▒▒▒▒▒▒▒░░░░░░░░░░░░░░░░░░░░░░░░░░░░░░░░░░░░░░▒▒▓▓▓▓██▒▒░░░░░░░░░░░░░░        ░░                                ░░▒▒░░░░░░░░░░░░░░        ░░░░    ░░░░░░░░░░░░░░░░░░░░░░  ░░  
▒▒▒▒▒▒▒▒▒▒▒▒▒▒▒▒▒▒▒▒▒▒▒▒▒▒▒▒▒▒▒▒▒▒▒▒▒▒▒▒▒▒▓▓░░░░░░░░░░░░░░░░░░░░░░░░░░░░░░░░░░▓▓▓▓▓▓▒▒░░░░░░░░░░                  ░░░░░░░░░░░░░░░░░░░░░░░░░░░░░░░░░░░░░░░░░░    ░░░░                    ░░░░░░░░    ░░░░░░  ░░░░
░░▒▒░░▒▒▒▒▒▒▒▒░░▒▒▒▒░░░░░░░░░░▒▒▒▒▒▒▒▒▒▒▒▒▒▒▒▒░░░░░░░░░░░░░░░░░░░░░░░░░░░░░░▒▒▒▒▒▒░░░░░░░░░░░░░░    ░░░░░░░░░░░░░░░░░░▒▒▓▓▓▓░░░░░░░░░░░░░░░░░░░░░░░░░░░░░░░░▒▒░░              ░░░░            ░░░░░░░░░░░░░░░░░░
▒▒▒▒▒▒▒▒░░▒▒░░░░░░░░░░░░░░░░░░▒▒░░░░░░▒▒▒▒▒▒▒▒▒▒░░░░░░▒▒░░░░░░▒▒▒▒▒▒▓▓▓▓▓▓▓▓░░░░░░░░░░░░░░░░░░░░░░░░░░░░░░░░░░░░░░░░▒▒██▓▓██░░░░░░░░░░░░▒▒░░▒▒▒▒▒▒▒▒░░░░░░░░▒▒▒▒                  ░░░░░░            ░░░░░░░░░░░░
░░░░░░▒▒▒▒░░░░░░░░▒▒▒▒▒▒▒▒▒▒░░░░▒▒▒▒░░░░░░▒▒░░░░▒▒░░░░░░▒▒▒▒▓▓▓▓▓▓▓▓▓▓▓▓▒▒░░  ░░░░░░  ░░░░  ░░  ░░░░░░░░░░░░░░░░░░░░▒▒██████▒▒░░░░░░░░░░░░░░░░░░░░░░▒▒▒▒▒▒▒▒▒▒▒▒▒▒▒▒░░░░                ░░░░░░          ░░░░░░░░
░░░░░░░░░░░░░░░░░░░░░░░░░░▒▒▒▒░░░░░░░░░░░░░░░░▒▒░░▒▒▒▒▓▓▓▓▓▓▓▓▓▓▓▓▒▒░░▒▒░░    ░░░░░░░░░░░░░░░░░░░░░░░░░░░░▒▒▒▒▒▒▒▒▒▒▒▒▓▓▒▒▓▓▒▒▒▒▒▒▒▒▓▓▓▓▓▓▓▓▓▓▓▓▒▒▒▒▓▓▒▒▓▓▒▒▒▒▒▒▒▒▒▒▒▒▒▒▒▒▒▒░░                ░░░░░░        ░░░░
░░▒▒▒▒░░▒▒░░▒▒▒▒░░▒▒░░░░░░░░░░░░░░░░░░░░░░░░▒▒▒▒▓▓▓▓▓▓▓▓▓▓▓▓▒▒▒▒░░░░░░░░  ░░░░░░░░░░░░░░░░░░░░░░▒▒▒▒░░░░░░░░░░░░░░░░▓▓▒▒░░▒▒░░░░░░░░      ░░░░░░  ░░  ░░░░░░░░░░░░░░▒▒▒▒▒▒▒▒▒▒▒▒▒▒▒▒░░░░          ░░░░          
████████████▓▓▓▓██▓▓▓▓██▓▓████▓▓▓▓▒▒▒▒░░▓▓▒▒▓▓▓▓▓▓▓▓▒▒▒▒▒▒▒▒▒▒▒▒▓▓▒▒░░░░░░░░░░░░░░▒▒▒▒▒▒▓▓▒▒▒▒▓▓▓▓▒▒▒▒▒▒▒▒▒▒░░▒▒░░░░░░░░░░                ░░      ░░░░░░░░░░░░░░░░  ░░░░░░░░  ░░░░▒▒▒▒▒▒▒▒▒▒▒▒░░░░    ░░░░░░    
▒▒▒▒▒▒▒▒▓▓▓▓▓▓▓▓▒▒▒▒▓▓▒▒▒▒▓▓▓▓▓▓▒▒▓▓▓▓▒▒▒▒▒▒▒▒▒▒▒▒▒▒▒▒░░░░▒▒▒▒▒▒░░▒▒▒▒▒▒▒▒▒▒▒▒▒▒▒▒▒▒▓▓▒▒▒▒▓▓▒▒▒▒░░░░▒▒▒▒░░░░░░░░░░░░░░░░  ░░░░░░░░░░░░░░░░░░░░      ░░░░░░░░░░░░░░░░░░░░░░░░░░░░  ░░░░░░░░▒▒▒▒▒▒▒▒▒▒▒▒▒▒░░░░░░░░
▓▓▒▒▓▓▓▓▓▓▓▓▓▓████████▓▓▓▓▓▓████▒▒▓▓▓▓▓▓▓▓▓▓▓▓▓▓▒▒▒▒░░▒▒▒▒▒▒▓▓░░▒▒░░░░░░░░░░▒▒▒▒░░░░░░░░░░░░░░  ░░░░░░░░░░░░░░░░░░░░░░░░░░░░░░░░░░▒▒▒▒░░▓▓▒▒▒▒▒▒▒▒░░░░░░░░░░░░░░░░░░░░░░░░░░░░░░░░░░░░░░▒▒▒▒▒▒▒▒▒▒▒▒▒▒▒▒░░▒▒▓▓██
▒▒▒▒▒▒▒▒▒▒▓▓▒▒▒▒▒▒░░▒▒▒▒▒▒▒▒▒▒▓▓▓▓▓▓▓▓▒▒▒▒░░░░░░░░░░▒▒▒▒▓▓▒▒▒▒▒▒▒▒░░▒▒▒▒▒▒░░░░░░░░░░░░░░░░░░░░░░░░░░░░░░░░░░░░░░░░░░▒▒▒▒▒▒▒▒▒▒░░░░░░░░░░░░░░░░░░    ░░░░▒▒▒▒▓▓▓▓▓▓▒▒▒▒░░░░░░░░░░░░░░░░░░▒▒▒▒▒▒▒▒▒▒▒▒▒▒▒▒▒▒▒▒░░░░
▒▒▒▒▒▒▒▒▒▒▒▒▒▒▒▒▒▒▒▒▒▒▒▒▒▒▒▒▒▒▒▒██████▒▒▒▒▒▒░░░░▒▒▒▒░░▓▓▓▓▓▓▒▒▒▒░░░░░░░░░░░░░░░░░░░░░░░░░░░░░░░░░░░░░░░░░░░░░░▒▒░░░░░░░░░░░░░░░░                                    ░░░░▒▒▒▒░░░░░░░░░░░░░░░░░░░░▒▒▒▒▒▒▒▒▒▒▒▒▒▒▒▒
▒▒▒▒▒▒▒▒▒▒▒▒▒▒▒▒▒▒▒▒▒▒▒▒▒▒▒▒▒▒▒▒▓▓████▓▓▒▒▒▒▒▒▓▓██▒▒▒▒▒▒▒▒░░░░░░░░░░░░░░░░░░░░░░░░░░░░░░░░░░░░░░░░░░░░▒▒░░░░░░░░░░░░░░░░░░░░░░                            ░░            ░░░░░░░░▒▒▒▒░░░░░░░░░░░░░░▒▒▓▓▒▒▒▒▒▒▒▒▒▒
▒▒▒▒▒▒▒▒▒▒▒▒▒▒▒▒▒▒▒▒▒▒▒▒▒▒▒▒▒▒▓▓████▓▓▒▒▒▒▓▓▒▒▒▒▒▒▓▓▓▓░░░░░░░░░░░░░░░░░░░░░░░░░░░░░░░░░░░░░░▒▒▒▒░░░░░░░░░░░░░░░░░░░░░░░░░░░░░░░░░░░░░░░░░░  ░░  ░░░░░░  ░░░░░░                ░░▒▒░░░░▒▒▓▓▒▒░░░░░░░░▒▒▒▒▓▓▒▒▒▒▒▒
▒▒▒▒▒▒▒▒▒▒▒▒▒▒▒▒▒▒▒▒▒▒▒▒▒▒▒▒▒▒▒▒▒▒▓▓██▓▓▓▓▓▓▒▒▒▒▒▒░░░░░░░░░░░░░░░░░░░░░░░░░░░░░░░░░░▒▒▒▒░░░░░░░░░░░░░░░░░░░░▒▒▒▒░░░░░░░░░░░░░░░░░░░░░░  ░░░░░░░░░░░░░░░░░░░░░░░░░░  ░░░░░░░░░░░░░░░░░░▒▒▒▒▒▒▒▒▒▒▓▓▒▒░░░░▒▒▒▒▒▒▒▒
▒▒▒▒▒▒▒▒▒▒▒▒▒▒▒▒▒▒▒▒▒▒▒▒▒▒▒▒▒▒▓▓▓▓▓▓▓▓▓▓▓▓▒▒▒▒░░░░░░░░░░░░░░░░░░░░░░░░░░░░░░▒▒▒▒░░░░░░░░░░░░▒▒▒▒▒▒▒▒▒▒░░░░░░░░░░░░░░░░░░░░░░░░▒▒░░░░░░░░░░░░░░░░░░▒▒░░░░░░░░░░░░░░░░░░░░░░░░      ░░░░░░░░▒▒▒▒▒▒▒▒▒▒▒▒░░▒▒▒▒▒▒▒▒
▒▒▒▒▒▒▒▒▒▒▒▒▒▒▒▒▒▒▒▒▒▒▒▒▒▒▒▒▓▓▒▒▓▓▒▒▓▓▒▒▒▒░░░░░░░░░░░░░░░░░░░░░░░░░░░░░░▓▓▓▓░░░░░░░░░░░░░░░░░░░░░░░░░░░░░░░░░░░░░░░░░░▒▒▒▒▒▒▒▒▒▒░░░░░░▒▒▒▒░░░░▒▒░░░░░░░░░░░░░░░░░░░░░░  ░░░░    ░░░░░░  ░░░░░░░░░░░░░░░░░░▒▒▒▒▒▒
▒▒▒▒▒▒▒▒▒▒▒▒▒▒▒▒▒▒▒▒▒▒▒▒▒▒▒▒▒▒▒▒▒▒██▓▓▒▒░░░░░░░░▒▒░░░░░░░░░░░░░░░░▓▓▒▒░░░░░░░░    ░░    ░░  ░░░░░░░░░░░░░░░░░░░░░░░░▒▒░░▒▒▒▒░░░░░░░░░░░░░░░░░░░░░░░░░░░░░░░░░░░░░░░░░░░░░░░░░░░░░░░░░░░░░░░░░░    ░░░░░░░░░░░░░░
▒▒▒▒▒▒▒▒▒▒▒▒▒▒▒▒▒▒▒▒▒▒▒▒░░▒▒▒▒▓▓▓▓▓▓▓▓▒▒░░░░░░░░░░░░░░░░░░▒▒▓▓▒▒░░░░░░░░░░░░        ░░░░░░░░    ░░░░░░░░░░░░░░░░░░░░░░░░░░░░░░░░▒▒░░░░░░░░░░░░░░░░░░░░░░░░░░░░░░░░░░░░░░░░░░░░░░░░░░░░░░░░░░░░░░░░░░░░░░░░░░░░░░
▒▒▒▒▒▒▒▒▒▒▒▒▒▒▒▒▒▒▒▒▒▒▒▒░░▒▒▒▒▓▓▓▓▓▓▒▒░░░░░░░░░░░░▒▒▓▓▒▒░░░░░░░░░░░░░░░░░░░░░░░░░░░░░░░░░░  ░░░░░░░░░░░░░░░░░░░░░░░░░░░░░░▒▒░░▒▒░░▒▒░░░░░░░░░░░░░░░░░░░░░░░░░░░░░░░░░░░░░░░░░░░░░░░░░░░░░░░░░░░░░░░░░░░░░░░░░░░░
▒▒▒▒▒▒▒▒▒▒▒▒▒▒▒▒▒▒▒▒▒▒░░▒▒▓▓██▒▒▓▓▒▒░░░░░░▒▒▓▓▓▓░░░░░░░░░░░░░░░░░░  ░░  ░░░░░░░░░░░░░░░░░░░░░░▒▒▒▒▒▒▒▒░░░░░░▒▒▒▒▒▒▒▒▒▒▒▒▒▒▒▒▒▒▒▒▒▒▒▒▒▒▒▒▒▒▒▒▒▒▒▒▓▓▓▓▓▓▓▓▒▒▒▒▒▒▒▒▒▒▒▒▒▒░░▒▒▒▒▒▒▒▒▒▒▒▒▒▒▒▒▒▒▒▒▒▒░░░░░░░░░░░░░░░░░░
▒▒▒▒▒▒▒▒▒▒▒▒▒▒▒▒▒▒░░▒▒▒▒▓▓▓▓▓▓▓▓▒▒░░░░░░░░░░░░░░░░░░░░░░░░░░░░  ░░░░░░░░░░░░░░░░░░░░░░░░▒▒▒▒░░▒▒▒▒▒▒▒▒▒▒▒▒▒▒▓▓▓▓▓▓▓▓▒▒▒▒▒▒▒▒▒▒▒▒▒▒▒▒▒▒▒▒▒▒▒▒▒▒▒▒▒▒▒▒▒▒▒▒▒▒▒▒▒▒░░▒▒▒▒░░░░▒▒▒▒▓▓▒▒▓▓▓▓▒▒▒▒▒▒▒▒▒▒▒▒▒▒▓▓▓▓▒▒▒▒░░▒▒▒▒
▒▒▒▒▒▒▒▒▒▒▒▒▒▒▒▒▓▓▓▓▓▓▒▒▒▒▓▓▒▒░░░░░░░░░░░░░░░░░░░░░░░░░░░░░░░░░░░░░░░░░░░░▒▒▒▒░░░░░░░░▒▒▒▒▒▒▒▒▒▒▒▒▒▒▒▒▒▒▒▒▒▒▒▒▒▒▒▒▒▒▒▒▒▒▒▒▒▒▒▒▒▒▒▒▒▒▒▒▒▒▓▓▓▓▓▓▒▒▒▒▒▒▒▒▒▒▒▒▒▒▒▒▒▒▒▒▒▒▒▒░░▒▒▒▒▒▒▒▒▓▓▒▒▓▓▒▒▒▒▓▓▒▒▒▒▒▒▒▒▒▒▒▒▒▒▒▒▒▒▒▒
▒▒▒▒▒▒▒▒▒▒▒▒░░▒▒▓▓██▓▓▒▒░░░░░░░░░░░░░░░░  ░░░░░░░░░░░░▒▒▒▒▒▒▒▒▒▒░░░░░░░░░░░░░░░░░░▒▒▒▒▒▒▒▒▒▒▒▒▒▒▒▒▒▒▓▓▒▒▒▒▒▒▒▒▒▒▒▒▒▒▒▒▒▒▒▒▒▒▒▒▒▒▓▓▓▓▓▓▓▓▓▓▓▓▒▒▒▒▒▒▒▒▒▒▒▒▒▒░░░░░░░░▒▒▒▒▒▒░░░░▒▒▒▒▒▒▒▒▒▒▒▒▒▒▒▒▒▒▒▒▓▓▒▒▓▓▓▓▒▒▒▒▒▒▒▒
▒▒▒▒▒▒▒▒▒▒▒▒▒▒▒▒▒▒▒▒▒▒▒▒░░░░░░░░░░░░░░░░░░░░░░░░░░░░░░░░░░░░░░░░░░░░░░░░░░░░░░▒▒▒▒▒▒▒▒▒▒▒▒▒▒▒▒▒▒▓▓▓▓▒▒▒▒▒▒▒▒▒▒▒▒▒▒▒▒▒▒▒▒▒▒▒▒▒▒▒▒▓▓▓▓▓▓▓▓▒▒▒▒▒▒▒▒▒▒▒▒▒▒▒▒▒▒▒▒▒▒▒▒▒▒▒▒▒▒░░▒▒▒▒░░▒▒▒▒▒▒▒▒▒▒▒▒░░░░░░░░▒▒▒▒▒▒▒▒▒▒▒▒▒▒
▒▒░░▒▒▒▒░░▒▒▓▓▒▒▒▒▒▒▒▒░░░░░░░░░░░░░░░░░░░░░░░░░░░░░░░░░░░░░░░░░░░░░░░░░░░░▒▒▒▒▒▒▒▒▒▒▒▒▒▒▒▒▒▒▓▓▓▓▓▓▒▒▒▒▒▒▓▓▒▒▒▒▒▒▒▒▒▒▒▒▒▒▒▒▒▒▓▓▒▒▓▓▓▓▓▓▒▒▒▒▒▒▒▒▒▒▒▒▒▒▒▒▒▒▒▒▒▒▒▒▒▒▒▒▒▒▒▒▒▒▒▒▒▒▒▒▒▒▒▒▒▒▒▒▒▒▒▒▒▒▓▓▒▒▒▒▒▒▒▒▒▒░░░░▒▒░░
▓▓▓▓▒▒▒▒▒▒▒▒▓▓▒▒▒▒░░░░░░░░░░░░░░░░░░░░░░░░░░░░░░░░░░░░░░░░░░░░░░░░░░░░▒▒▒▒▒▒▒▒▒▒▒▒▒▒▒▒▒▒▒▒▒▒▒▒▓▓▒▒▒▒▒▒▓▓▒▒▒▒▒▒▒▒▒▒▒▒▒▒▒▒▒▒▒▒▒▒▒▒▓▓▒▒▒▒▒▒░░░░░░░░░░░░░░░░░░▒▒▒▒▒▒▒▒▒▒▒▒▒▒▒▒▒▒▒▒▒▒▒
copy to clipboard 👍 upvote 👎 downvote
fill: spaces toggle palette ▓→✊🏽
░░░░░░░░░░░░░░░░░░░░░░░░░░░░░░░░░░░░░░░░░░░░░░░░░░░░░░░░░░░░░░░░░░░░░░░░░░░░░░░░░░░░░░░░░░░░░░░░░░░░░░░░░░░░░░░░░░░░░░░░▒▒▒▒▒▒▒▒▒▒▒▒▒▒▒▒▒▒▒▒▒▒▒▒▒▒▒▒
░░░░░░░░░░░░░░░░░░░░░░░░░░░░░░░░░░░░░░░░░░░░░░░░░░░░░░░░░░░░░░░░░░░░░░░░░░░░░░░░░░░░░░░░░░░░░░░░░░░░░░░░░░░░░░░░░░░░░░░░░░▒▒▒▒▒▒▒▒▒▒▒▒▒▒▒▒▒▒▒▒▒▒▒▒▒▒
░░░░░░░░░░░░░░░░░░░░░░░░░░░░░░░░░░░░░░░░░░░░░░░░░░░░░░░░░░░░░░░░░░░░░░░░░░░░░░░░░░░░░░░░░░░░░░░░░░░░░░░░░░░░░░░░░░░░░░░░░░▒▒▒▒▒▒▒▒▒▒▒▒▒▒▒▒▒▒▒▒▒▒▒▒▒▒
░░░░░░░░░░░░░░░░░░░░░░░░░░░░░░░░░░░░░░░░░░░░░░░░░░░░░░░░░░░░░░░░░░░░░░░░░░      ░░░░░░░░░░░░░░░░░░░░░░░░░░░░░░░░░░░░░░░░░░▒▒▒▒▒▒▒▒▒▒▒▒▒▒▒▒▒▒▒▒▒▒▒▒▒▒
░░░░░░░░░░░░░░░░░░░░░░░░░░░░░░░░░░░░░░░░░░░░░░░░░░░░░░░░                                      ░░░░  ░░░░░░░░░░░░░░░░░░░░░░░░░░▒▒░░▒▒▒▒▒▒▒▒▒▒▒▒▒▒▒▒▒▒
░░░░░░░░░░░░░░░░░░░░░░░░░░░░░░░░░░░░░░░░░░░░░░░░░░                                                ░░░░░░░░░░░░░░░░░░░░░░░░░░░░░░░░░░░░░░░░░░▒▒▒▒▒▒▒▒
░░░░░░░░░░░░░░░░░░░░░░░░░░░░░░░░░░░░░░░░░░░░                                                    ░░░░░░░░░░░░░░░░░░░░░░░░░░░░░░░░░░░░░░░░▒▒▒▒▒▒▒▒▒▒▒▒
░░░░░░░░░░░░░░░░░░░░░░░░░░░░░░░░░░░░░░                                                          ░░░░░░░░░░░░░░░░░░░░░░░░░░░░░░░░░░░░░░▒▒▒▒▒▒▒▒▒▒▒▒▒▒
░░░░░░░░░░░░░░░░░░░░░░░░░░░░░░░░                                                                  ░░    ░░░░░░░░░░░░░░░░░░░░░░░░░░░░▒▒▒▒▒▒▒▒▒▒▒▒▒▒▒▒
░░░░░░░░░░░░░░░░░░░░░░░░░░░░░░                                                                  ░░░░            ░░░░░░░░░░░░░░░░▒▒▒▒▒▒▒▒▒▒▒▒▒▒▒▒▒▒▒▒
░░░░░░░░░░░░░░░░░░░░░░░░                                                                                    ░░░░░░░░░░░░░░░░░░░░▒▒▒▒▒▒▒▒▒▒▒▒▒▒▒▒▒▒▒▒
░░░░░░░░░░░░░░░░░░░░░░                                                                                          ░░░░░░░░░░░░▒▒▒▒▒▒▒▒▒▒▒▒▒▒▒▒▒▒▒▒▒▒▒▒
░░░░░░░░░░░░░░░░░░░░                                                                                          ░░░░░░░░░░░░░░░░░░░░▒▒▒▒▒▒▒▒▒▒▒▒▒▒▒▒▒▒
░░░░░░░░░░░░░░░░░░                                                                                                    ░░░░░░░░░░░░░░▒▒░░▒▒▒▒▒▒▒▒▒▒▒▒
░░░░░░░░░░░░░░░░                                                                                                                ░░░░░░░░░░▒▒▒▒▒▒▒▒▒▒
░░░░░░░░░░░░░░                                                                                                              ░░░░░░░░░░░░░░▒▒▒▒▒▒▒▒▒▒
░░░░░░░░░░░░                                                                                                    ░░░░░░░░    ░░░░░░░░▒▒▒▒▒▒▒▒▒▒▒▒▒▒▒▒
░░░░░░░░░░                                                                                                  ░░    ░░░░░░░░░░░░░░░░░░▒▒░░░░▒▒▒▒▒▒▒▒▒▒
░░░░░░░░                                                                                                              ░░░░░░░░░░░░░░░░░░░░▒▒▒▒▒▒▒▒▒▒
░░░░░░░░░░░░░░  ░░▒▒▒▒▒▒▒▒▒▒▒▒░░░░░░▒▒▒▒░░░░  ░░░░░░        ░░░░░░░░                                              ░░░░░░░░░░    ░░░░░░░░░░░░▒▒▒▒▒▒▒▒
▒▒▒▒▒▒▓▓▒▒▒▒▒▒▒▒▒▒░░░░░░░░░░▒▒▒▒▒▒▒▒▒▒▒▒▒▒▒▒▒▒▒▒▒▒▒▒▒▒▒▒▒▒▒▒▒▒▒▒▒▒▒▒▒▒▒▒▒▒▒▒▒▒▒▒▒▒▒▒▒▒▒▒▒▒▒▒▒▒▒▒▒▒▒▒▒▒▒▒▒▒▒▒▒▒▒▒░░░░░░░░░░░░░░░░░░░░░░░░▒▒▒▒▒▒▓▓▓▓▓▓
▓▓▓▓▓▓▓▓▓▓▓▓▓▓▓▓▒▒▒▒▒▒▒▒▒▒▒▒▒▒▒▒▒▒▒▒▒▒▒▒▒▒▒▒▒▒▒▒▒▒▒▒▒▒▒▒▒▒▒▒▒▒▒▒▒▒▒▒▒▒▒▒▒▒▒▒▒▒▒▒▒▒▒▒▒▒▒▒▒▒▒▒▒▒▒▒▒▒▒▒▒▒▒▒▒▒▒▒▒▒░░▒▒░░▒▒▒▒▒▒▒▒▒▒▒▒▒▒▒▒▒▒▓▓▓▓▓▓▓▓▓▓▓▓▓▓
▓▓▓▓▓▓▓▓▓▓▓▓▒▒▒▒▒▒▒▒▒▒▒▒▒▒▒▒▒▒▒▒▒▒▒▒▒▒▒▒▒▒▒▒▒▒▒▒▒▒▒▒▒▒▒▒▒▒▒▒▒▒▒▒▒▒▒▒▒▒▒▒▒▒▒▒▒▒▓▓▒▒▒▒▒▒▒▒▒▒▒▒▒▒▒▒░░▒▒▒▒▒▒▒▒▒▒▓▓▓▓▒▒▒▒▓▓▒▒▒▒▒▒▒▒▒▒▒▒▓▓▒▒▒▒▒▒▓▓▓▓▓▓▓▓▓▓
▓▓▓▓▓▓▓▓▒▒▒▒▒▒▒▒▒▒▒▒▒▒▒▒▒▒▒▒▒▒▒▒▒▒▒▒▒▒▒▒▒▒▒▒▒▒▒▒▒▒▒▒▒▒▒▒▒▒▒▒▒▒▒▒▒▒▒▒░░▒▒▒▒▒▒▒▒▒▒▒▒░░    ░░▒▒▒▒▒▒▒▒▒▒▒▒▒▒▒▒▒▒▒▒▒▒▒▒▒▒▒▒▒▒▒▒▓▓▓▓▓▓▓▓▓▓▒▒▓▓▓▓▓▓▓▓▓▓▓▓▓▓
▓▓▒▒▒▒▒▒▒▒▒▒▒▒▒▒▒▒▒▒▒▒▒▒▒▒▒▒▒▒▒▒▒▒▒▒▒▒▒▒▒▒▒▒▒▒▒▒▒▒▒▒▒▒▒▒▒▒▒▒▒▒▒▒░░▒▒▒▒▒▒▒▒▒▒▒▒▒▒▒▒▒▒▒▒▒▒▒▒▒▒▒▒▒▒▒▒▒▒▒▒▒▒▒▒▒▒▒▒▒▒▒▒▒▒▒▒▒▒▓▓▓▓▓▓▓▓▒▒▓▓▓▓▓▓▓▓▓▓▓▓▓▓▓▓▓▓
▓▓▓▓▓▓▓▓▒▒▒▒▒▒▒▒▒▒▒▒▒▒▒▒▒▒▒▒▒▒▒▒▒▒▒▒▒▒▒▒▒▒▒▒░░░░▒▒▒▒▒▒▒▒▒▒▒▒▒▒▒▒▒▒▒▒▒▒▒▒▒▒▒▒▒▒▒▒▒▒▒▒▒▒▒▒▒▒▒▒▒▒▒▒▒▒▒▒▒▒▒▒▒▒▒▒▒▒▒▒▒▒▒▒▒▒▒▒▒▒▓▓▓▓▓▓▓▓▓▓▒▒▒▒▒▒▓▓▓▓▓▓▓▓▒▒
▓▓▓▓▓▓▒▒▒▒▒▒▒▒▒▒▒▒▒▒▒▒▒▒▒▒▒▒▒▒▒▒▒▒▒▒▒▒▒▒▒▒▒▒▒▒▒▒▒▒▒▒▒▒▒▒▒▒▒▒▒▒▒▒▒▒▒▒▒▒▒▒▒▒▒▒▒▒▒▒▒▒▒▒▒▒▒▒▒▒▒▒▒▒░░▒▒░░▒▒▒▒▒▒▒▒▒▒▒▒▒▒▒▒▒▒▒▒▒▒▒▒▒▒▒▒▓▓▓▓▓▓▓▓▒▒▓▓▒▒▓▓▓▓▒▒
▓▓▓▓▓▓▒▒▒▒▒▒▒▒▒▒▒▒▒▒▒▒▒▒░░▒▒▒▒▒▒▒▒▒▒░░░░▒▒▒▒▒▒▒▒▒▒▒▒▒▒▒▒▒▒▒▒▒▒▒▒▒▒▒▒▒▒▒▒▒▒▒▒▒▒▒▒▒▒▒▒▒▒▒▒▒▒▒▒░░░░░░▒▒▒▒▒▒▒▒▒▒▒▒▒▒░░▒▒▓▓▓▓▒▒▒▒▒▒▒▒▒▒▓▓▓▓▒▒▒▒▒▒▒▒▒▒▒▒▒▒
▒▒▒▒▒▒▒▒▒▒▒▒▒▒▒▒▒▒▒▒▒▒░░▒▒▒▒▒▒▒▒▒▒▒▒▒▒▒▒▒▒▒▒▒▒▒▒▒▒▒▒▒▒▒▒▒▒▒▒▒▒▒▒▒▒▒▒▒▒▓▓▒▒▓▓▓▓▓▓▒▒▒▒▒▒▒▒▒▒▒▒░░▒▒▒▒░░▒▒▒▒▒▒▒▒▒▒▒▒▒▒▒▒▒▒▒▒▒▒▒▒▒▒▓▓▓▓▒▒▒▒▒▒▒▒▒▒▒▒▒▒▒▒▒▒
▓▓▓▓▒▒▓▓▒▒▒▒▒▒▒▒▒▒▒▒▒▒▒▒▒▒▒▒▒▒▒▒░░▒▒▒▒░░░░▒▒▒▒▒▒▒▒▒▒▒▒░░░░░░▒▒▒▒▒▒▒▒▒▒▒▒▓▓▓▓▓▓▓▓▒▒▒▒▒▒▒▒▒▒▒▒▒▒▒▒▒▒▒▒▒▒▒▒▒▒▒▒▓▓▒▒▒▒▒▒▒▒▒▒▒▒▒▒▒▒▒▒▒▒░░░░░░▒▒▒▒▓▓▒▒▒▒▒▒
▓▓▓▓▓▓▓▓▓▓▓▓▓▓▓▓▓▓▓▓▓▓▓▓▓▓▓▓▒▒▒▒▒▒░░░░░░  ░░                    ░░░░░░░░░░░░░░░░░░░░░░▒▒▒▒▓▓▒▒▒▒▒▒▓▓▓▓▓▓▒▒▒▒░░▒▒░░▒▒▒▒▒▒▒▒░░▒▒░░▒▒▒▒░░░░░░░░░░▒▒▒▒▒▒
▓▓▓▓▓▓▓▓▓▓▓▓▓▓▓▓▓▓▒▒▒▒▒▒▓▓▓▓▓▓▓▓▒▒▓▓▒▒▒▒▒▒▒▒░░░░░░░░▒▒░░░░░░░░  ░░░░░░░░░░░░░░░░░░░░░░░░░░░░░░░░░░░░░░▒▒▒▒▒▒▒▒▒▒▒▒▒▒▒▒▒▒▒▒▒▒▒▒▒▒▓▓▒▒░░░░▒▒▒▒▒▒▒▒▒▒▒▒
▓▓▓▓▓▓▓▓▓▓▓▓▒▒▓▓▓▓▓▓▓▓▓▓▓▓░░▒▒▒▒▒▒▒▒▒▒▒▒▒▒▒▒▒▒▓▓▒▒▒▒▒▒▒▒▒▒▒▒░░▒▒▒▒░░░░░░░░    ░░░░░░  ░░░░░░░░░░░░░░░░░░░░░░░░░░░░░░░░░░░░░░░░░░░░░░░░░░░░░░░░░░▒▒▒▒
▒▒▒▒▓▓▒▒▒▒▒▒▒▒▒▒▒▒▒▒▒▒░░▒▒▓▓▒▒▓▓▒▒▒▒▒▒▒▒▒▒▒▒▓▓▓▓▒▒▒▒▒▒▒▒▒▒▒▒▒▒▒▒▒▒▒▒▒▒▒▒▒▒▒▒▒▒░░▒▒░░▒▒▒▒░░░░░░░░░░░░░░░░░░░░░░░░░░░░░░░░░░░░░░░░░░░░▒▒▒▒▒▒▒▒▓▓▒▒▓▓▓▓
▓▓▒▒▓▓▓▓▒▒▓▓▒▒▒▒▒▒▒▒▒▒▒▒▒▒░░░░░░▒▒▒▒▒▒▓▓▓▓▒▒░░░░▒▒░░▒▒░░▒▒▒▒▒▒▒▒▒▒▒▒▒▒▒▒▒▒▒▒▒▒▒▒▒▒▒▒▒▒▒▒▒▒▒▒▒▒▒▒▒▒▒▒▒▒▒▒▒▒░░░░░░░░░░░░░░▒▒▒▒▒▒▒▒▒▒▒▒▒▒▒▒▒▒▒▒▓▓▓▓▓▓▓▓
▓▓▓▓██▓▓▒▒▒▒▒▒▒▒▒▒▒▒▒▒▒▒▒▒▒▒▒▒▒▒▒▒▒▒░░░░▒▒░░▒▒░░▒▒▒▒▒▒▒▒▒▒▒▒▒▒▒▒▒▒▒▒▓▓▒▒▒▒▓▓▓▓▒▒▒▒▓▓▒▒▒▒▒▒▒▒▓▓▒▒▒▒▒▒▓▓▓▓▒▒▒▒▒▒▓▓▓▓▒▒▒▒▒▒▒▒░░▒▒▒▒▒▒▓▓▒▒▒▒▒▒▒▒▒▒▓▓▒▒▓▓
▒▒░░▒▒▓▓▒▒░░▓▓▒▒░░▒▒▒▒▒▒▒▒▒▒▓▓▒▒▒▒▒▒▒▒▒▒░░░░░░░░░░░░▒▒▒▒▒▒▒▒▓▓▓▓▒▒▒▒▒▒▒▒▒▒▓▓▓▓▒▒▒▒▓▓▓▓▓▓▓▓▓▓▓▓▓▓▒▒▒▒▒▒▓▓▒▒▒▒▒▒▒▒▓▓▓▓▓▓▓▓▓▓▓▓▒▒▓▓▓▓▓▓▒▒▒▒▒▒▒▒▒▒▒▒▒▒▒▒
██▓▓▓▓▓▓▓▓░░██▒▒░░░░░░░░▓▓░░░░▒▒▒▒▒▒▒▒▒▒▒▒░░░░▒▒░░▒▒░░░░░░░░░░░░░░▒▒▒▒▒▒▓▓▒▒▒▒▓▓▓▓▓▓▓▓▓▓▓▓▓▓▓▓▓▓▓▓▓▓▓▓▓▓▓▓▓▓▓▓▓▓▓▓▓▓▓▓▓▓▓▓▒▒▓▓▓▓▒▒▓▓▓▓▓▓▓▓▓▓▓▓▒▒▒▒▓▓
▓▓▓▓▓▓▓▓▒▒░░▒▒▒▒▓▓▒▒▓▓▓▓▒▒░░▒▒▒▒▒▒▒▒░░░░░░░░░░░░░░░░▒▒▒▒▒▒░░░░░░░░░░░░░░░░░░░░░░▒▒▒▒▓▓▓▓▓▓▓▓▓▓▓▓▓▓▓▓▓▓▓▓▓▓▓▓▓▓▓▓▓▓▓▓▓▓▓▓▓▓▓▓▓▓▓▓▓▓▓▓▓▓▓▓▓▓▓▓▓▓▓▓▓▓▓▓
▒▒▓▓▒▒▒▒▓▓▒▒▓▓▒▒██▒▒▒▒▒▒▓▓▒▒▒▒▒▒░░▒▒░░░░░░░░░░░░▒▒░░░░░░▒▒▒▒▒▒░░░░▒▒░░░░░░░░░░░░░░░░▒▒░░░░░░░░░░▒▒▒▒▒▒▓▓▓▓▓▓▓▓▓▓▓▓▓▓▓▓▓▓▓▓▓▓▓▓▓▓▓▓▓▓▓▓▓▓▓▓▓▓▓▓▓▓▓▓▓▓
██▓▓████████▓▓██▓▓▓▓▓▓▓▓▒▒▒▒▒▒▒▒░░░░▒▒▓▓▓▓▓▓▒▒▒▒▓▓▒▒░░░░░░░░░░░░▒▒░░▒▒▒▒▒▒▒▒░░░░▒▒░░▒▒▒▒░░░░▒▒▒▒▒▒▒▒░░░░░░▒▒▒▒▒▒▒▒▒▒▒▒▒▒▓▓▓▓▓▓▓▓▓▓▓▓▓▓▓▓▓▓▓▓▓▓██▓▓██
██▓▓▓▓▓▓██▓▓████▓▓▓▓░░▒▒▒▒░░▓▓▓▓▒▒▒▒▒▒▓▓▓▓▒▒▓▓▒▒▓▓░░░░░░▒▒░░▒▒▒▒▒▒░░░░▒▒▒▒░░░░▒▒▒▒░░▒▒▒▒▒▒▒▒▒▒▒▒░░░░▒▒░░▓▓▒▒░░▒▒░░▒▒▒▒░░░░▒▒░░▒▒▒▒▒▒▒▒▓▓▓▓▒▒▓▓▓▓▓▓▒▒
▒▒████▓▓▓▓████▓▓▓▓██▒▒▒▒▓▓░░▓▓░░░░▒▒▓▓▒▒░░░░▒▒▓▓▓▓▒▒▒▒░░░░▒▒▒▒▒▒▒▒▒▒░░▒▒▓▓░░░░▒▒▒▒░░░░▒▒░░▒▒▒▒▒▒▒▒▒▒▒▒▒▒▒▒░░▒▒░░▒▒▒▒▒▒▒▒▒▒▓▓▓▓▓▓▓▓▒▒▒▒▒▒▒▒▒▒▓▓▓▓▓▓▓▓
copy to clipboard 👍 upvote 👎 downvote